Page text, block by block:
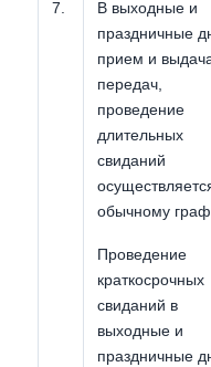
7.
В выходные и
праздничные
прием и
передач,
проведение
длительных
свиданий
обычному
Проведение
краткосрочных
свиданий в
выходные и
праздничные